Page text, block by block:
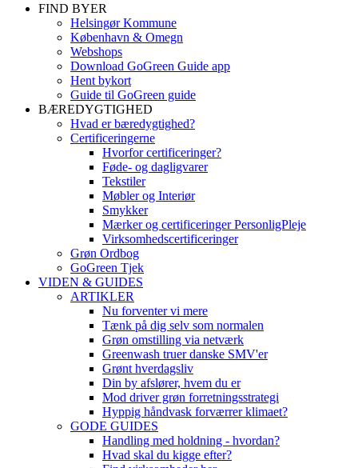
FIND BYER
Helsingør Kommune
København & Omegn
Webshops
Download GoGreen Guide app
Hent bykort
Guide til GoGreen guide
BÆREDYGTIGHED
Hvad er bæredygtighed?
Certificeringerne
Hvorfor certificeringer?
Føde- og dagligvarer
Tekstiler
Møbler og Interiør
Smykker
Mærker og certificeringer PersonligPleje
Virksomhedscertificeringer
Grøn Ordbog
GoGreen Tjek
VIDEN & GUIDES
ARTIKLER
Nu forventer vi mere
Tænk på dig selv som normalen
Grøn omstilling via netværk
Greenwash truer danske SMV'er
Grønt hverdagsliv
Din by afslører, hvem du er
Mod driver grøn forretningsstrategi
Hyppig håndvask forværrer klimaet?
GODE GUIDES
Handling med holdning - hvordan?
Hvad skal du kigge efter?